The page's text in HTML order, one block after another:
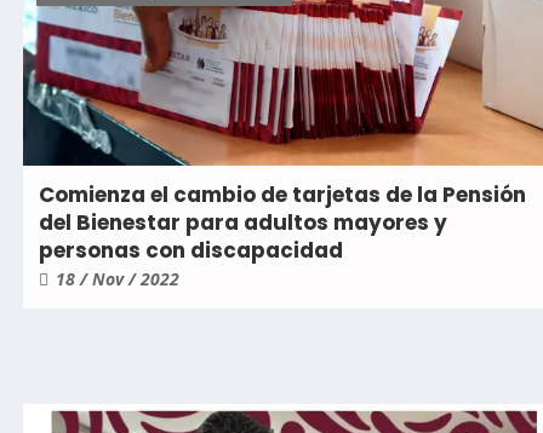
Comienza el cambio de tarjetas de la Pensión
del Bienestar para adultos mayores y
personas con discapacidad
18 / Nov / 2022